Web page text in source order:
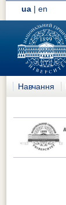
ua |en
Навчання